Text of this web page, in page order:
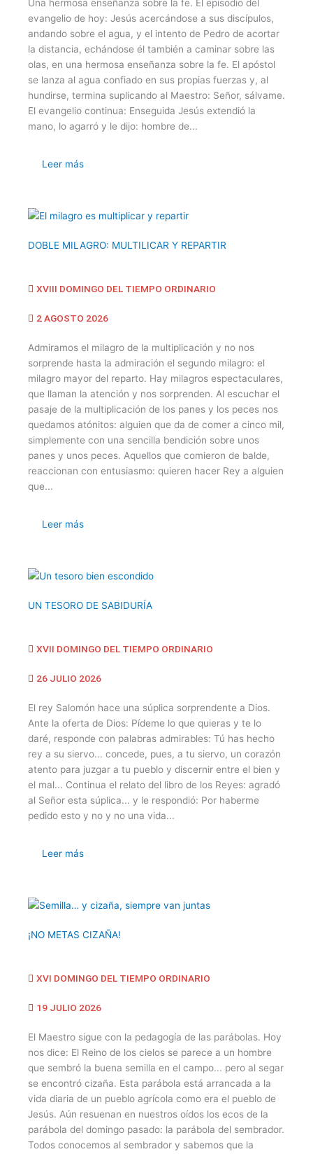
Una hermosa enseñanza sobre la fe. El episodio del
evangelio de hoy: Jesús acercándose a sus discípulos,
andando sobre el agua, y el intento de Pedro de acortar
la distancia, echándose él también a caminar sobre las
olas, en una hermosa enseñanza sobre la fe. El apóstol
se lanza al agua confiado en sus propias fuerzas y, al
hundirse, termina suplicando al Maestro: Señor, sálvame.
El evangelio continua: Enseguida Jesús extendió la
mano, lo agarró y le dijo: hombre de...
Leer más
DOBLE MILAGRO: MULTILICAR Y REPARTIR
XVIII DOMINGO DEL TIEMPO ORDINARIO
2 AGOSTO 2026
Admiramos el milagro de la multiplicación y no nos
sorprende hasta la admiración el segundo milagro: el
milagro mayor del reparto. Hay milagros espectaculares,
que llaman la atención y nos sorprenden. Al escuchar el
pasaje de la multiplicación de los panes y los peces nos
quedamos atónitos: alguien que da de comer a cinco mil,
simplemente con una sencilla bendición sobre unos
panes y unos peces. Aquellos que comieron de balde,
reaccionan con entusiasmo: quieren hacer Rey a alguien
que...
Leer más
UN TESORO DE SABIDURÍA
XVII DOMINGO DEL TIEMPO ORDINARIO
26 JULIO 2026
El rey Salomón hace una súplica sorprendente a Dios.
Ante la oferta de Dios: Pídeme lo que quieras y te lo
daré, responde con palabras admirables: Tú has hecho
rey a su siervo... concede, pues, a tu siervo, un corazón
atento para juzgar a tu pueblo y discernir entre el bien y
el mal... Continua el relato del libro de los Reyes: agradó
al Señor esta súplica... y le respondió: Por haberme
pedido esto y no y no una vida...
Leer más
¡NO METAS CIZAÑA!
XVI DOMINGO DEL TIEMPO ORDINARIO
19 JULIO 2026
El Maestro sigue con la pedagogía de las parábolas. Hoy
nos dice: El Reino de los cielos se parece a un hombre
que sembró la buena semilla en el campo... pero al segar
se encontró cizaña. Esta parábola está arrancada a la
vida diaria de un pueblo agrícola como era el pueblo de
Jesús. Aún resuenan en nuestros oídos los ecos de la
parábola del domingo pasado: la parábola del sembrador.
Todos conocemos al sembrador y sabemos que la